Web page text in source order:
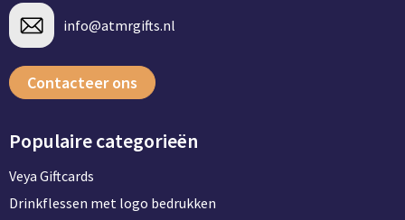
info@atmrgifts.nl
Contacteer ons
Populaire categorieën
Veya Giftcards
Drinkflessen met logo bedrukken